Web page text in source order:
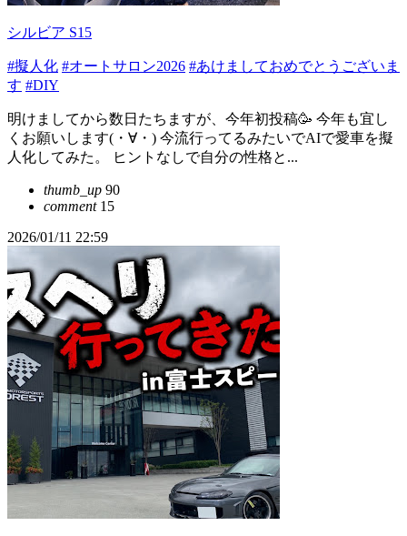
シルビア S15
#擬人化 #オートサロン2026 #あけましておめでとうございま
す #DIY
明けましてから数日たちますが、今年初投稿🥳 今年も宜し
くお願いします(・∀・) 今流行ってるみたいでAIで愛車を擬
人化してみた。 ヒントなしで自分の性格と...
thumb_up 90
comment15
2026/01/11 22:59